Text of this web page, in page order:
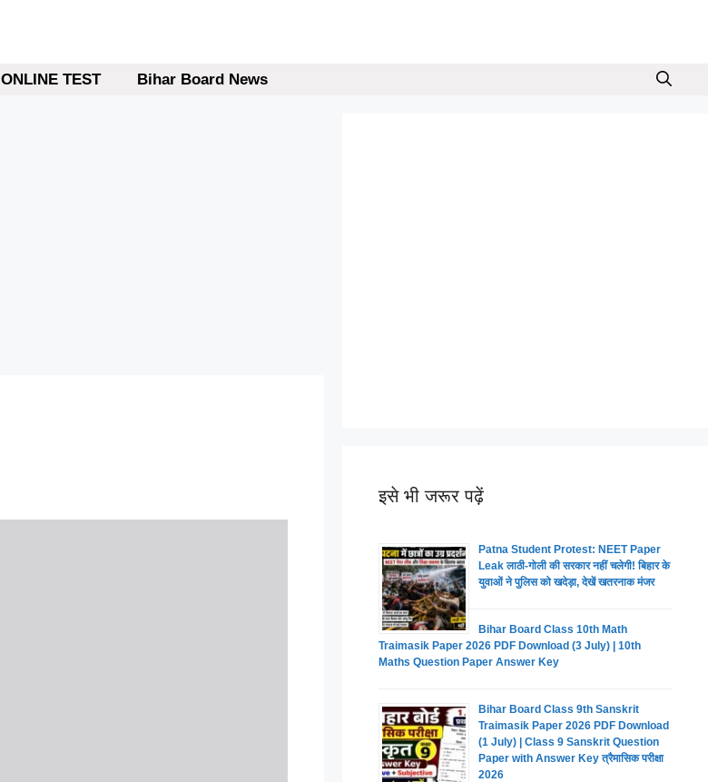
ONLINE TEST Bihar Board News
इसे भी जरूर पढ़ें
Patna Student Protest: NEET Paper
Leak लाठी-गोली की सरकार नहीं चलेगी! बिहार के
युवाओं ने पुलिस को खदेड़ा, देखें खतरनाक मंजर
Bihar Board Class 10th Math
Traimasik Paper 2026 PDF Download (3 July) | 10th
Maths Question Paper Answer Key
Bihar Board Class 9th Sanskrit
Traimasik Paper 2026 PDF Download
(1 July) | Class 9 Sanskrit Question
Paper with Answer Key त्रैमासिक परीक्षा
2026